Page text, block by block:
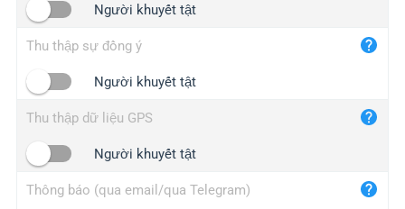
2no.co
yip.su
iplogger.info
Người khuyết tật
Thu thập sự đồng ý
Người khuyết tật
Thu thập dữ liệu GPS
Người khuyết tật
Thông báo (qua email/qua Telegram)